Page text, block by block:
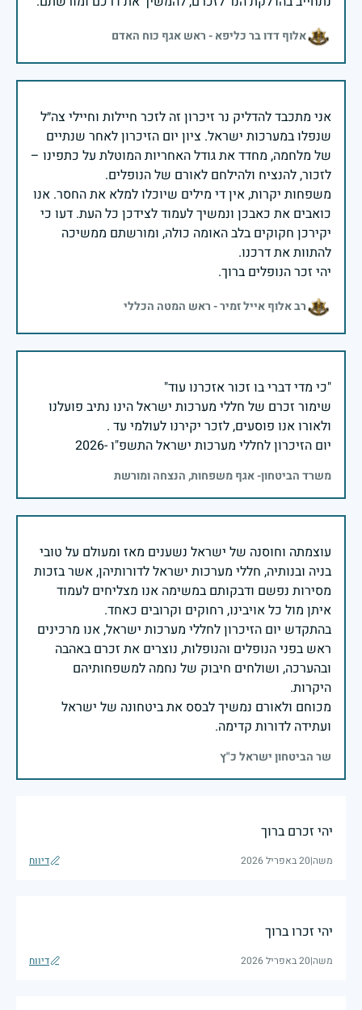
אלוף דדו בר כליפא - ראש אגף כוח האדם
אני מתכבד להדליק נר זיכרון זה לזכר חיילות וחיילי צה״ל
שנפלו במערכות ישראל. ציון יום הזיכרון לאחר שנתיים
של מלחמה, מחדד את גודל האחריות המוטלת על כתפינו –
משפחות יקרות, אין די מילים שיוכלו למלא את החסר. אנו
כואבים את כאבכן ונמשיך לעמוד לצידכן כל העת. דעו כי
יקירכן חקוקים בלב האומה כולה, ומורשתם ממשיכה
יהי זכר הנופלים ברוך.
רב אלוף אייל זמיר - ראש המטה הכללי
שימור זכרם של חללי מערכות ישראל הינו נתיב פועלנו
יום הזיכרון לחללי מערכות ישראל התשפ"ו -2026
משרד הביטחון- אגף משפחות, הנצחה ומורשת
עוצמתה וחוסנה של ישראל נשענים מאז ומעולם על טובי
בניה ובנותיה, חללי מערכות ישראל לדורותיהן, אשר בזכות
מסירות נפשם ודבקותם במשימה אנו מצליחים לעמוד
בהתקדש יום הזיכרון לחללי מערכות ישראל, אנו מרכינים
ראש בפני הנופלים והנופלות, נוצרים את זכרם באהבה
ובהערכה, ושולחים חיבוק של נחמה למשפחותיהם
מכוחם ולאורם נמשיך לבסס את ביטחונה של ישראל
ועתידה לדורות קדימה.
שר הביטחון ישראל כ"ץ
יהי זכרם ברוך
משה|20 באפריל 2026 דיווח
יהי זכרו ברוך
משה|20 באפריל 2026 דיווח